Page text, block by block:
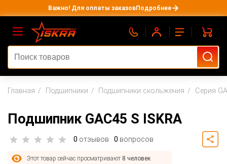
Важно! Для оплаты заказовПодробнее
Главная Подшипники Подшипники скольжения Серия
Подшипник GAC45 S ISKRA
0 отзывов 0 вопросов
Этот товар сейчас просматривают 8 человек